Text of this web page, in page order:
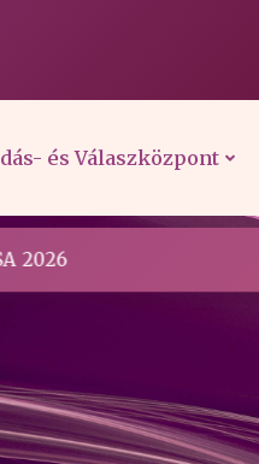
és Válaszközpont
2026